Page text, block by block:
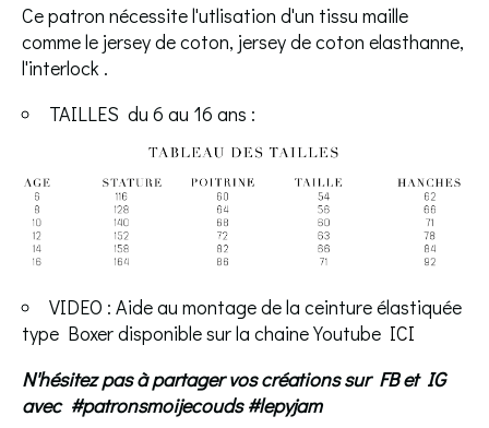
Ce patron nécessite l'utlisation d'un tissu maille
comme le jersey de coton, jersey de coton elasthanne,
l'interlock .
TAILLES du 6 au 16 ans :
VIDEO : Aide au montage de la ceinture élastiquée
type Boxer disponible sur la chaine Youtube ICI
N'hésitez pas à partager vos créations sur FB et IG
avec #patronsmoijecouds #lepyjam